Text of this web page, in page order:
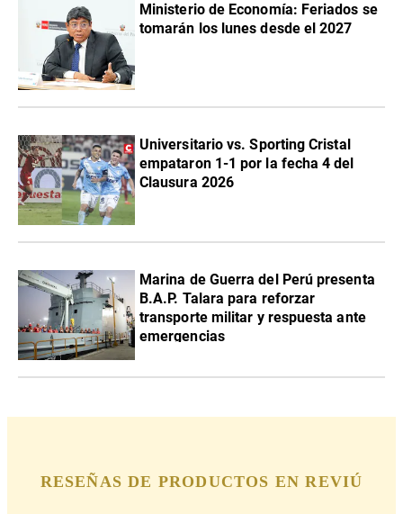
Ministerio de Economía: Feriados se
tomarán los lunes desde el 2027
Universitario vs. Sporting Cristal
empataron 1-1 por la fecha 4 del
Clausura 2026
Marina de Guerra del Perú presenta
B.A.P. Talara para reforzar
transporte militar y respuesta ante
emergencias